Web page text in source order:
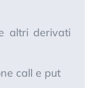
altri derivati
call e put